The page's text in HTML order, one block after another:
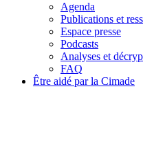
Agenda
Publications et
Espace presse
Podcasts
Analyses et
FAQ
Être aidé par la Cimade